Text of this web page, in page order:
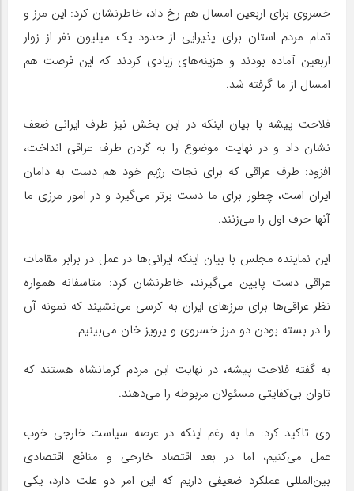
خسروی برای اربعین امسال هم رخ داد، خاطرنشان کرد: این مرز و
تمام مردم استان برای پذیرایی از حدود یک میلیون نفر از زوار
اربعین آماده بودند و هزینه‌های زیادی کردند که این فرصت هم
امسال از ما گرفته شد.
فلاحت پیشه با بیان اینکه در این بخش نیز طرف ایرانی ضعف
نشان داد و در نهایت موضوع را به گردن طرف عراقی انداخت،
افزود: طرف عراقی که برای نجات رژیم خود هم دست به دامان
ایران است، چطور برای ما دست برتر می‌گیرد و در امور مرزی ما
آنها حرف اول را می‌زنند.
این نماینده مجلس با بیان اینکه ایرانی‌ها در عمل در برابر مقامات
عراقی دست پایین می‌گیرند، خاطرنشان کرد: متاسفانه همواره
نظر عراقی‌ها برای مرزهای ایران به کرسی می‌نشیند که نمونه آن
را در بسته بودن دو مرز خسروی و پرویز خان می‌بینیم.
به گفته فلاحت پیشه، در نهایت این مردم کرمانشاه هستند که
تاوان بی‌کفایتی مسئولان مربوطه را می‌دهند.
وی تاکید کرد: ما به رغم اینکه در عرصه سیاست خارجی خوب
عمل می‌کنیم، اما در بعد اقتصاد خارجی و منافع اقتصادی
بین‌المللی عملکرد ضعیفی داریم که این امر دو علت دارد، یکی